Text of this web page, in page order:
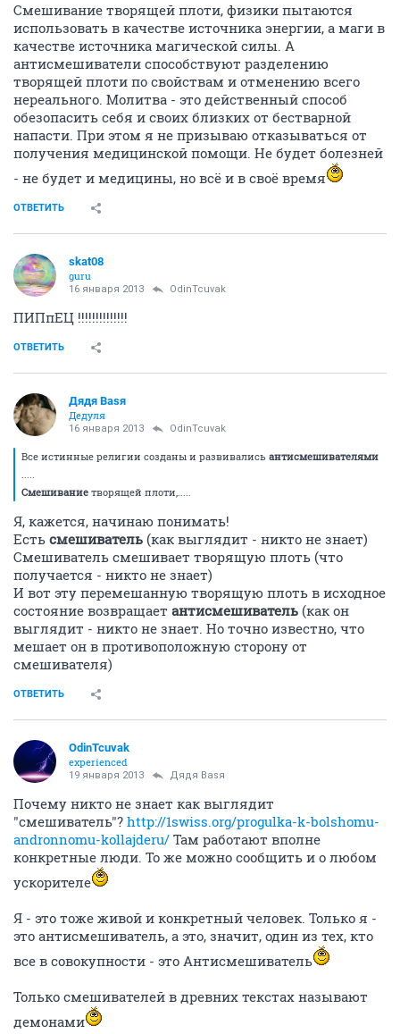
Смешивание творящей плоти, физики пытаются
использовать в качестве источника энергии, а маги в
качестве источника магической силы. А
антисмешиватели способствуют разделению
творящей плоти по свойствам и отменению всего
нереального. Молитва - это действенный способ
обезопасить себя и своих близких от бестварной
напасти. При этом я не призываю отказываться от
получения медицинской помощи. Не будет болезней
- не будет и медицины, но всё и в своё время
ОТВЕТИТЬ
skat08
guru
16 января 2013 OdinTcuvak
ПИПпЕЦ !!!!!!!!!!!!!!
ОТВЕТИТЬ
Дядя Ваsя
Дедуля
16 января 2013 OdinTcuvak
Все истинные религии созданы и развивались антисмешивателями
.....
Смешивание творящей плоти,.....
Я, кажется, начинаю понимать!
Есть смешиватель (как выглядит - никто не знает)
Смешиватель смешивает творящую плоть (что
получается - никто не знает)
И вот эту перемешанную творящую плоть в исходное
состояние возвращает антисмешиватель (как он
выглядит - никто не знает. Но точно известно, что
мешает он в противоположную сторону от
смешивателя)
ОТВЕТИТЬ
OdinTcuvak
experienced
19 января 2013 Дядя Ваsя
Почему никто не знает как выглядит
"смешиватель"? http://1swiss.org/progulka-k-bolshomu-
andronnomu-kollajderu/ Там работают вполне
конкретные люди. То же можно сообщить и о любом
ускорителе
Я - это тоже живой и конкретный человек. Только я -
это антисмешиватель, а это, значит, один из тех, кто
все в совокупности - это Антисмешиватель
Только смешивателей в древних текстах называют
демонами